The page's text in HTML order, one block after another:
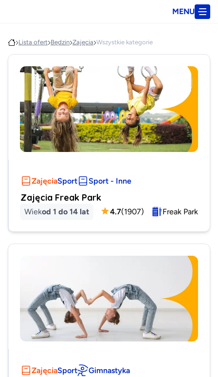
MENU
Lista ofert Będzin Zajęcia Wszystkie kategorie
ZajęciaSport Sport - Inne
Zajęcia Freak Park
Wiekod 1 do 14 lat 4.7(1907) Freak Park
ZajęciaSport Gimnastyka